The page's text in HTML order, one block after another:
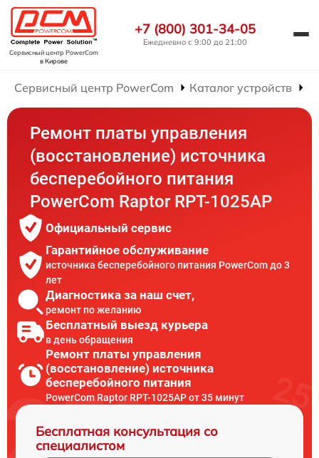
Сервисный центр PowerCom
в Кирове
+7 (800) 301-34-05
Ежедневно с 9:00 до 21:00
Сервисный центр PowerCom Каталог устройств
Ремонт платы управления
(восстановление) источника
бесперебойного питания
PowerCom Raptor RPT-1025AP
Официальный сервис
Гарантийное обслуживание
источника бесперебойного питания PowerCom до 3
лет
Диагностика за наш счет,
ремонт по желанию
Бесплатный выезд курьера
в день обращения
Ремонт платы управления
(восстановление) источника
бесперебойного питания
PowerCom Raptor RPT-1025AP от 35 минут
Бесплатная консультация со
специалистом